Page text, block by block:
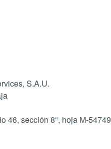
S.A.U.
46, sección 8ª, hoja M-54749